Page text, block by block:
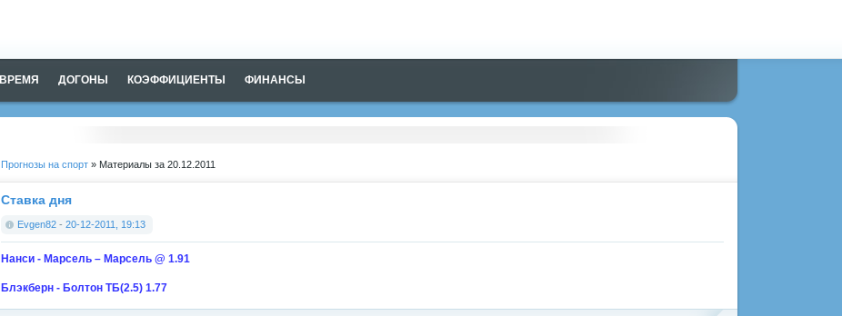
ВРЕМЯ ДОГОНЫ КОЭФФИЦИЕНТЫ ФИНАНСЫ
Прогнозы на спорт » Материалы за 20.12.2011
Ставка дня
Evgen82 - 20-12-2011, 19:13
Нанси - Марсель – Марсель @ 1.91
Блэкберн - Болтон ТБ(2.5) 1.77